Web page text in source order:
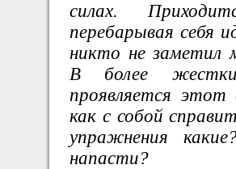
силах.
перебарывая себя
никто не заметил
В более
проявляется этот
как с собой
упражнения
напасти?